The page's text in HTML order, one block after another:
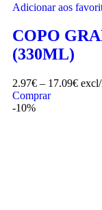
Adicionar aos
COPO
(330ML)
2.97€ – 17.09€
Comprar
-10%